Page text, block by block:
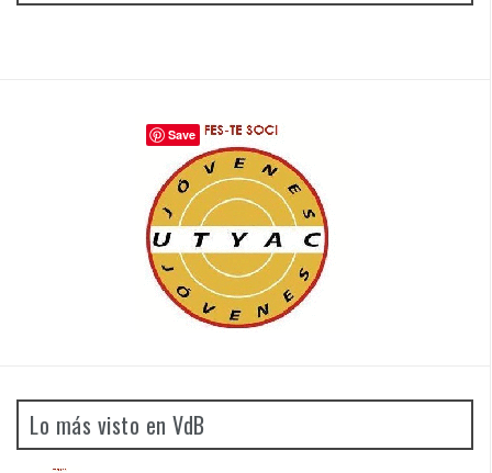
Lo más visto en VdB
Save